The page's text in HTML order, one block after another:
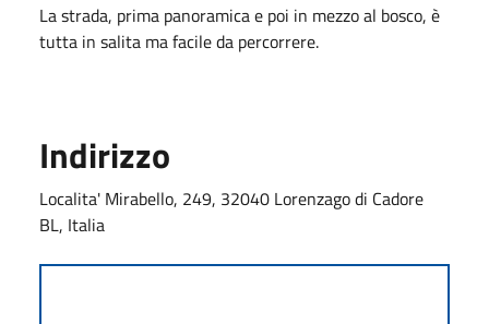
La strada, prima panoramica e poi in mezzo al bosco, è
tutta in salita ma facile da percorrere.
Indirizzo
Localita' Mirabello, 249, 32040 Lorenzago di Cadore
BL, Italia